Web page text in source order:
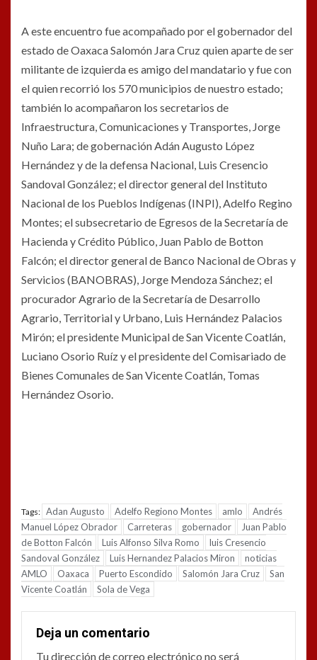
A este encuentro fue acompañado por el gobernador del
estado de Oaxaca Salomón Jara Cruz quien aparte de ser
militante de izquierda es amigo del mandatario y fue con
el quien recorrió los 570 municipios de nuestro estado;
también lo acompañaron los secretarios de
Infraestructura, Comunicaciones y Transportes, Jorge
Nuño Lara; de gobernación Adán Augusto López
Hernández y de la defensa Nacional, Luis Cresencio
Sandoval González; el director general del Instituto
Nacional de los Pueblos Indígenas (INPI), Adelfo Regino
Montes; el subsecretario de Egresos de la Secretaría de
Hacienda y Crédito Público, Juan Pablo de Botton
Falcón; el director general de Banco Nacional de Obras y
Servicios (BANOBRAS), Jorge Mendoza Sánchez; el
procurador Agrario de la Secretaría de Desarrollo
Agrario, Territorial y Urbano, Luis Hernández Palacios
Mirón; el presidente Municipal de San Vicente Coatlán,
Luciano Osorio Ruíz y el presidente del Comisariado de
Bienes Comunales de San Vicente Coatlán, Tomas
Hernández Osorio.
Tags: Adan Augusto Adelfo Regiono Montes amlo
Andrés
Manuel López Obrador
Carreteras gobernador
Juan Pablo
de Botton Falcón
Luis Alfonso Silva Romo
luis Cresencio
Sandoval González
Luis Hernandez Palacios Miron
noticias
AMLO
Oaxaca Puerto Escondido Salomón Jara Cruz
San
Vicente Coatlán
Sola de Vega
Deja un comentario
Tu dirección de correo electrónico no será